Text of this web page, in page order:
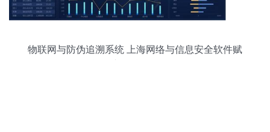
物联网与防伪追溯系统 上海网络与信息安全软件赋